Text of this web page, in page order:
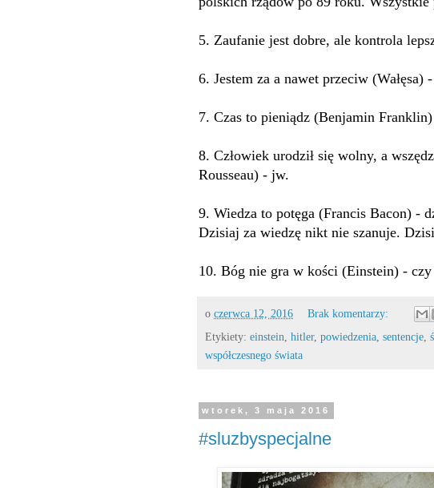
5. Zaufanie jest dobre, ale kontrola
6. Jestem za a nawet przeciw (Wałęsa)
7. Czas to pieniądz (Benjamin
8. Człowiek urodził się wolny, a
Rousseau) - jw.
9. Wiedza to potęga (Francis Bacon) -
Dzisiaj za wiedzę nikt nie szanuje.
10. Bóg nie gra w kości (Einstein) - czy
o czerwca 12, 2016
Brak komentarzy:
Etykiety: einstein, hitler, powiedzenia, sentencje,
współczesnego świata
wtorek, 3 maja 2016
#sluzbyspecjalne